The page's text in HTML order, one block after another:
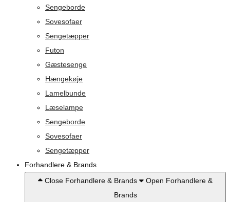
Sengeborde
Sovesofaer
Sengetæpper
Futon
Gæstesenge
Hængekøje
Lamelbunde
Læselampe
Sengeborde
Sovesofaer
Sengetæpper
Forhandlere & Brands
Close Forhandlere & Brands
Open Forhandlere &
Brands